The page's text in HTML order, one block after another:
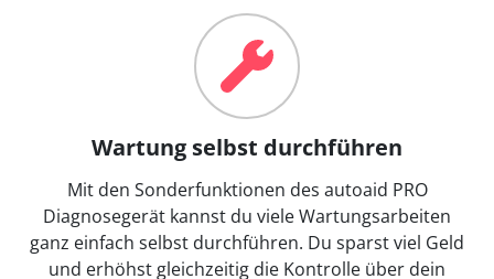
Wartung selbst durchführen
Mit den Sonderfunktionen des autoaid PRO
Diagnosegerät kannst du viele Wartungsarbeiten
ganz einfach selbst durchführen. Du sparst viel Geld
und erhöhst gleichzeitig die Kontrolle über dein